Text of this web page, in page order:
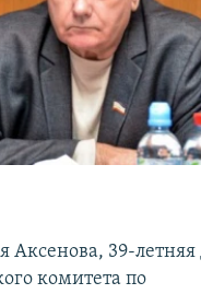
Аксенова, 39-летняя
комитета по